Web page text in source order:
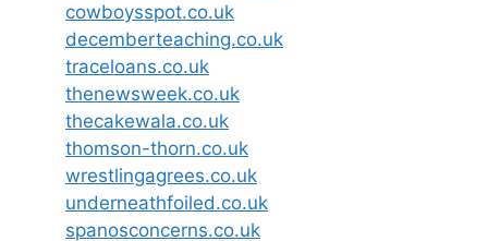
cowboysspot.co.uk
decemberteaching.co.uk
traceloans.co.uk
thenewsweek.co.uk
thecakewala.co.uk
thomson-thorn.co.uk
wrestlingagrees.co.uk
underneathfoiled.co.uk
spanosconcerns.co.uk